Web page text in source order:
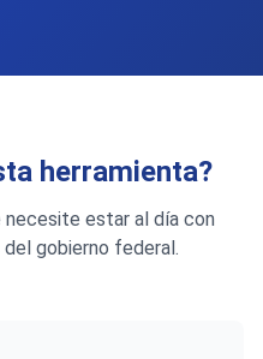
herramienta?
necesite estar al día con
gobierno federal.